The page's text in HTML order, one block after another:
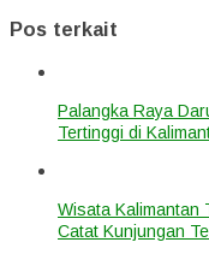
Pos terkait
Palangka Raya
Tertinggi di
Wisata Kalimantan
Catat Kunjungan